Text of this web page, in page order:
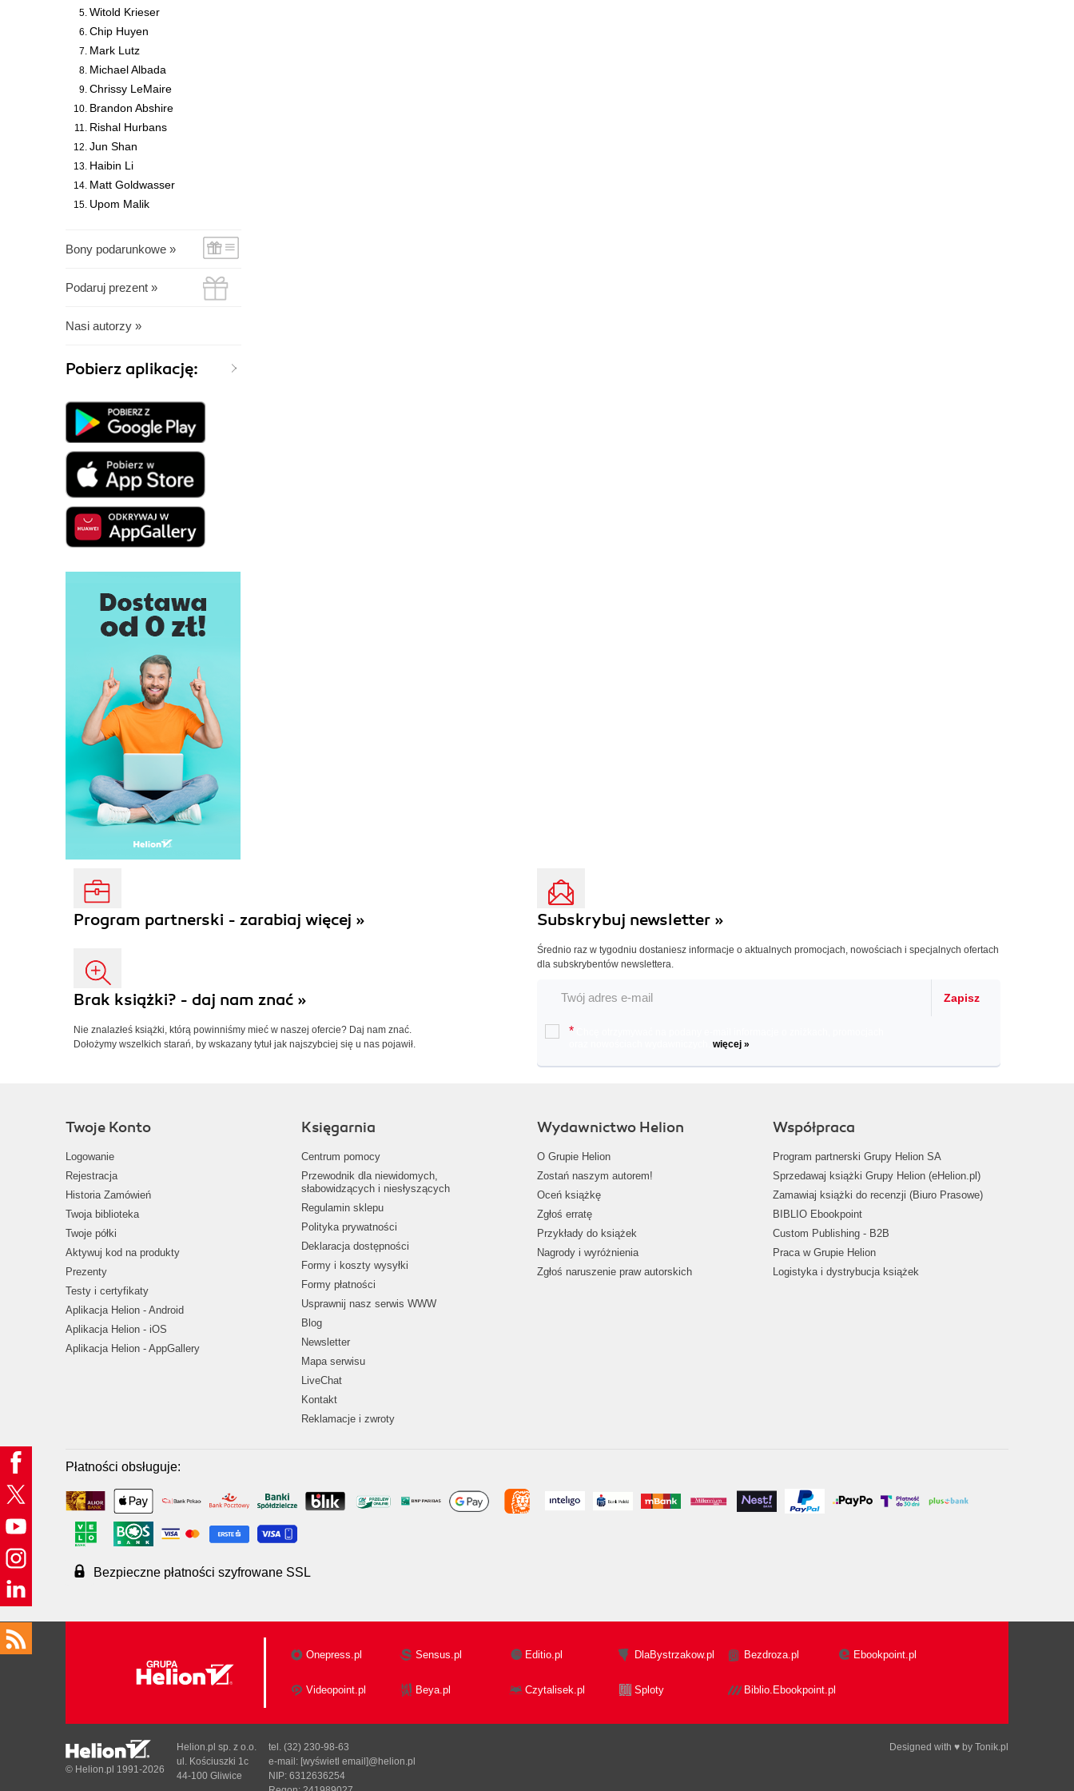
Witold Krieser
Chip Huyen
Mark Lutz
Michael Albada
Chrissy LeMaire
Brandon Abshire
Rishal Hurbans
Jun Shan
Haibin Li
Matt Goldwasser
Upom Malik
Bony podarunkowe »
Podaruj prezent »
Nasi autorzy »
Pobierz aplikację:
Program partnerski - zarabiaj więcej »
Brak książki? - daj nam znać »
Nie znalazłeś książki, którą powinniśmy mieć w naszej ofercie? Daj nam znać.
Dołożymy wszelkich starań, by wskazany tytuł jak najszybciej się u nas pojawił.
Subskrybuj newsletter »
Średnio raz w tygodniu dostaniesz informacje o aktualnych promocjach, nowościach i specjalnych ofertach
dla subskrybentów newslettera.
Zapisz
*
więcej »
Twoje Konto
Logowanie
Rejestracja
Historia Zamówień
Twoja biblioteka
Twoje półki
Aktywuj kod na produkty
Prezenty
Testy i certyfikaty
Aplikacja Helion - Android
Aplikacja Helion - iOS
Aplikacja Helion - AppGallery
Księgarnia
Centrum pomocy
Przewodnik dla niewidomych,
słabowidzących i niesłyszących
Regulamin sklepu
Polityka prywatności
Deklaracja dostępności
Formy i koszty wysyłki
Formy płatności
Usprawnij nasz serwis WWW
Blog
Newsletter
Mapa serwisu
LiveChat
Kontakt
Reklamacje i zwroty
Wydawnictwo Helion
O Grupie Helion
Zostań naszym autorem!
Oceń książkę
Zgłoś erratę
Przykłady do książek
Nagrody i wyróżnienia
Zgłoś naruszenie praw autorskich
Współpraca
Program partnerski Grupy Helion SA
Sprzedawaj książki Grupy Helion (eHelion.pl)
Zamawiaj książki do recenzji (Biuro Prasowe)
BIBLIO Ebookpoint
Custom Publishing - B2B
Praca w Grupie Helion
Logistyka i dystrybucja książek
Płatności obsługuje:
Bezpieczne płatności szyfrowane SSL
Onepress.pl Sensus.pl Editio.pl DlaBystrzakow.pl Bezdroza.pl Ebookpoint.pl
Videopoint.pl Beya.pl Czytalisek.pl Sploty Biblio.Ebookpoint.pl
Designed with ♥ by Tonik.pl
© Helion.pl 1991-2026
Helion.pl sp. z o.o.
ul. Kościuszki 1c
44-100 Gliwice
tel. (32) 230-98-63
e-mail: [wyświetl email]@helion.pl
NIP: 6312636254